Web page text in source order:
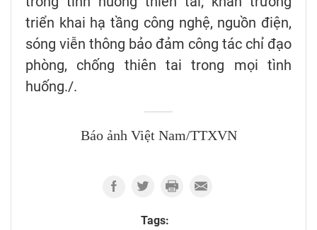
triển khai hạ tầng công nghệ, nguồn điện,
sóng viễn thông bảo đảm công tác chỉ đạo
phòng, chống thiên tai trong mọi tình
huống./.
Báo ảnh Việt Nam/TTXVN
Tags: